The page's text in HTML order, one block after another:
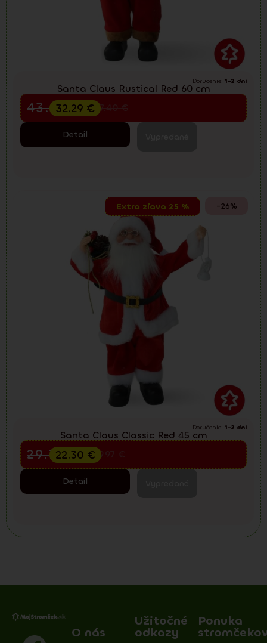
Doručenie: 1-2 dni
Santa Claus Rustical Red 60 cm
Predvianočný výpredaj
57.40
43.05€
32.29 €
Detail
-26%
Extra zľava 25 %
Doručenie: 1-2 dni
Santa Claus Classic Red 45 cm
Predvianočný výpredaj
39.97
29.73€
22.30 €
Detail
O nás
Užitočné
odkazy
Ponuka